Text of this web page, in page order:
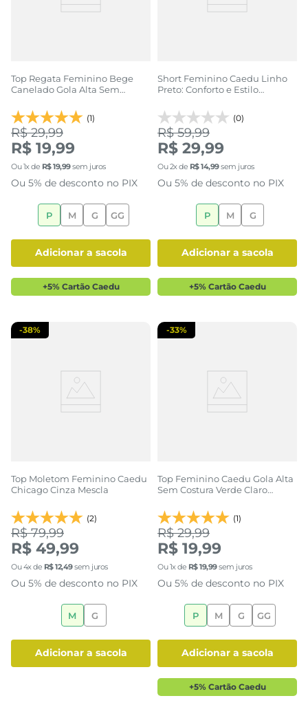
Top Regata Feminino Bege
Canelado Gola Alta Sem
(1)
R$ 29,99
R$ 19,99
Ou1x de R$19,99sem juros
Ou 5% de desconto no PIX
P M G GG
adicionar a sacola
+5% Cartão Caedu
Short Feminino Caedu Linho
Preto: Conforto e Estilo
(0)
R$ 59,99
R$ 29,99
Ou2x de R$14,99sem juros
Ou 5% de desconto no PIX
P M G
adicionar a sacola
+5% Cartão Caedu
Top Moletom Feminino Caedu
Chicago Cinza Mescla
(2)
-38%
R$ 79,99
R$ 49,99
Ou4x de R$12,49sem juros
Ou 5% de desconto no PIX
M G
adicionar a sacola
Top Feminino Caedu Gola Alta
Sem Costura Verde Claro
(1)
-33%
R$ 29,99
R$ 19,99
Ou1x de R$19,99sem juros
Ou 5% de desconto no PIX
P M G GG
adicionar a sacola
+5% Cartão Caedu